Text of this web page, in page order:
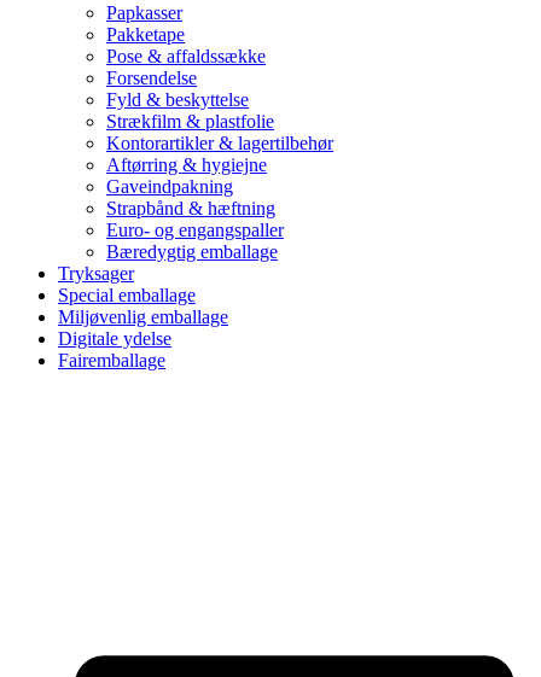
Papkasser
Pakketape
Pose & affaldssække
Forsendelse
Fyld & beskyttelse
Strækfilm & plastfolie
Kontorartikler & lagertilbehør
Aftørring & hygiejne
Gaveindpakning
Strapbånd & hæftning
Euro- og engangspaller
Bæredygtig emballage
Tryksager
Special emballage
Miljøvenlig emballage
Digitale ydelse
Fairemballage